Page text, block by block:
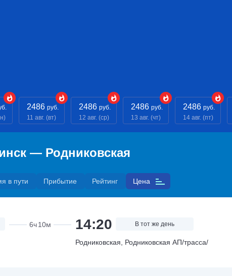
2486 руб.
11 авг. (вт)
2486 руб.
12 авг. (ср)
2486 руб.
13 авг. (чт)
2486 руб.
14 авг. (пт)
— Родниковская
в пути Прибытие Рейтинг Цена
6ч10м 14:20 В тот же день
Родниковская, Родниковская АП/трасса/